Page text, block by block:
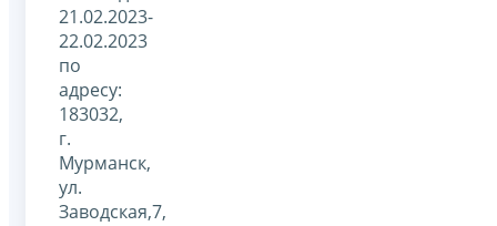
21.02.2023-
22.02.2023
по
адресу:
183032,
г.
Мурманск,
ул.
Заводская,7,